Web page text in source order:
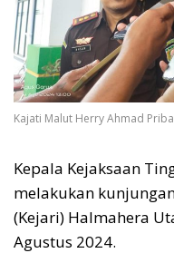
Kajati Malut Herry Ahmad
Kepala Kejaksaan
melakukan
(Kejari) Halmahera
Agustus 2024.